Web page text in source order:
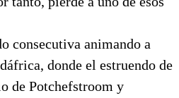
consecutiva animando a
donde el estruendo de
de Potchefstroom y